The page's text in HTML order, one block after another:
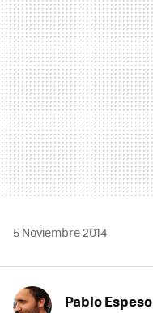
5 Noviembre 2014
Pablo Espeso